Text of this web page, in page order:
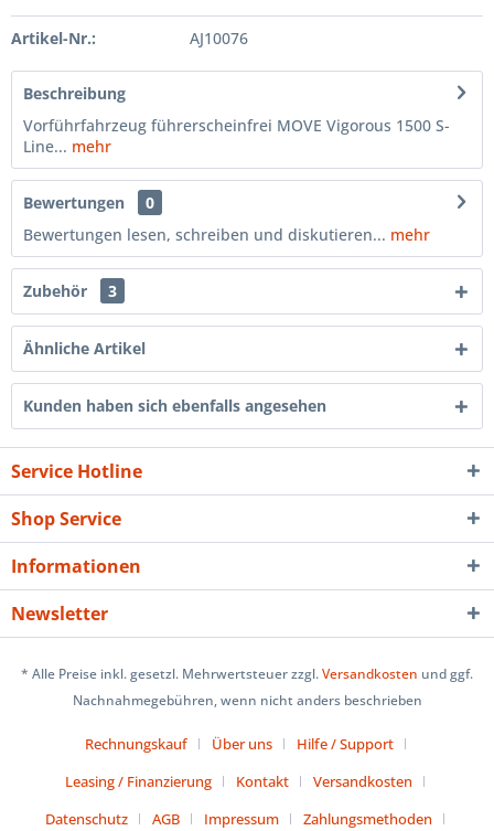
Artikel-Nr.: AJ10076
Beschreibung
Vorführfahrzeug führerscheinfrei MOVE Vigorous 1500 S-
Line... mehr
Bewertungen
0
Bewertungen lesen, schreiben und diskutieren... mehr
Zubehör 3
Ähnliche Artikel
Kunden haben sich ebenfalls angesehen
Service Hotline
Shop Service
Informationen
Newsletter
* Alle Preise inkl. gesetzl. Mehrwertsteuer zzgl.Versandkosten und ggf.
Nachnahmegebühren, wenn nicht anders beschrieben
Rechnungskauf Über uns
Hilfe / Support
Leasing / Finanzierung
Kontakt
Versandkosten
Datenschutz
AGB Impressum Zahlungsmethoden